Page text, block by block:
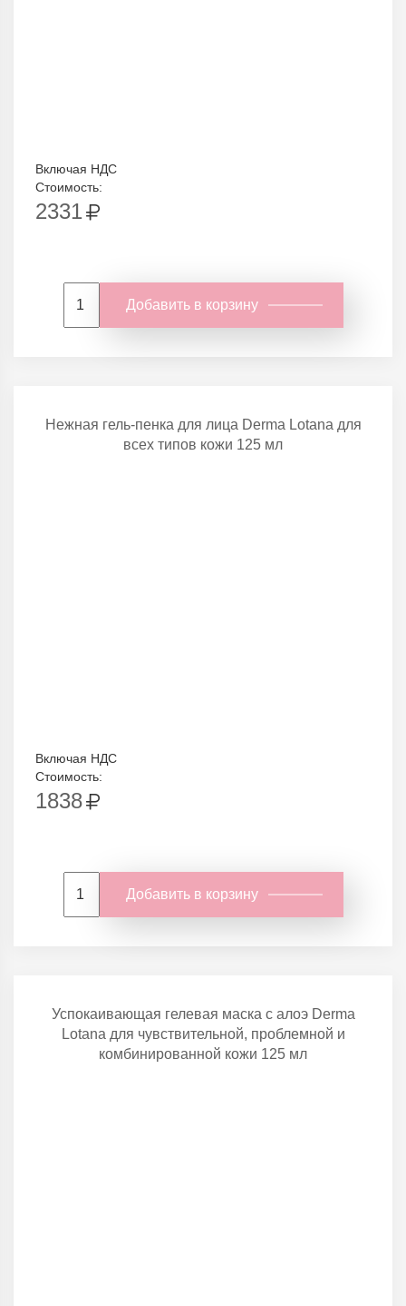
Включая НДС
Стоимость:
2331
Добавить в корзину
Нежная гель-пенка для лица Derma Lotana для
всех типов кожи 125 мл
Включая НДС
Стоимость:
1838
Добавить в корзину
Успокаивающая гелевая маска с алоэ Derma
Lotana для чувствительной, проблемной и
комбинированной кожи 125 мл